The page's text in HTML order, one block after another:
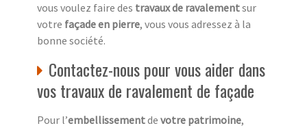
vous voulez faire des travaux de ravalementsur
votre façade en pierre, vous vous adressez à la
bonne société.
Contactez-nous pour vous aider dans
vos travaux de ravalement de façade
Pour l’embellissementde votre patrimoine,